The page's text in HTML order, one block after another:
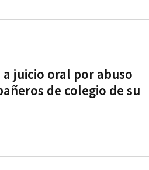
juicio oral por abuso
de colegio de su